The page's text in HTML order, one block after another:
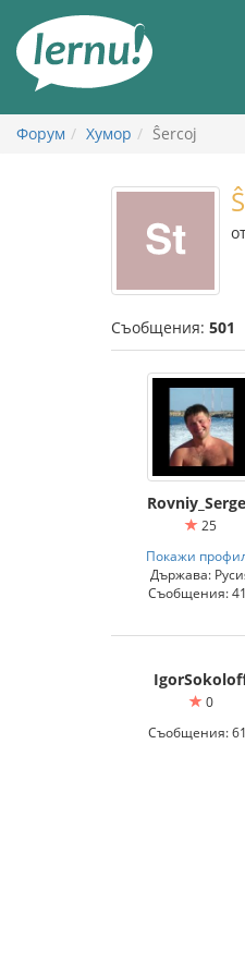
съдържанието
Форум Хумор Ŝercoj
Съобщения: 501
25
Покажи
Държава:
Съобщения:
0
Съобщения: